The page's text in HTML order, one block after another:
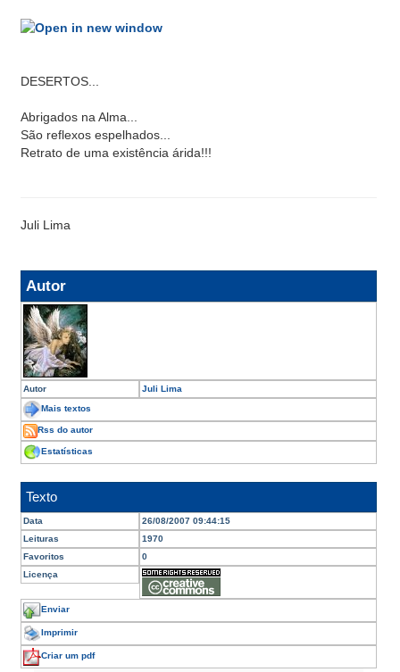
DESERTOS...
Abrigados na Alma...
São reflexos espelhados...
Retrato de uma existência árida!!!
Juli Lima
Autor
Autor Juli Lima
Mais textos
Rss do autor
Estatísticas
Texto
Data
26/08/2007 09:44:15
Leituras
1970
Favoritos
0
Licença
Enviar
Imprimir
Criar um pdf